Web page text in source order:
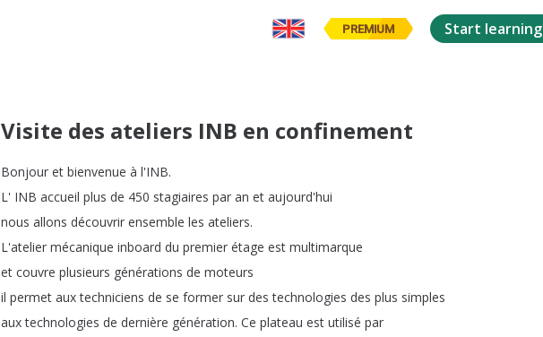
PREMIUM Start learning
Visite des ateliers INB en confinement
Bonjour et bienvenue à l'INB.
L' INB accueil plus de 450 stagiaires par an et aujourd'hui
nous allons découvrir ensemble les ateliers.
L'atelier mécanique inboard du premier étage est multimarque
et couvre plusieurs générations de moteurs
il permet aux techniciens de se former sur des technologies des plus simples
aux technologies de dernière génération. Ce plateau est utilisé par